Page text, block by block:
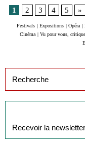
1
2 3 4 5 »
Festivals Expositions Opéra
Cinéma
Vu pour vous,